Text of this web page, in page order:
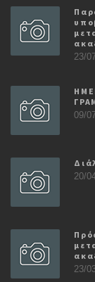
23/
09/
20/
23/